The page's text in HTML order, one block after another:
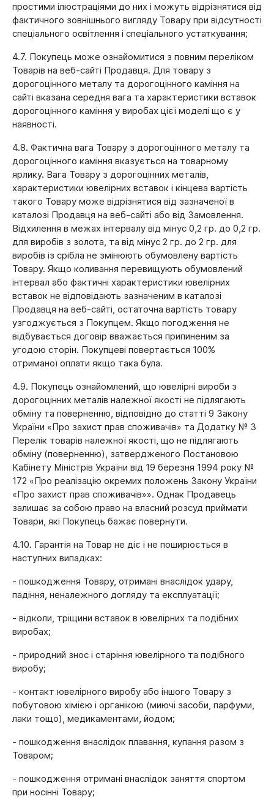
простими ілюстраціями до них і можуть відрізнятися від
фактичного зовнішнього вигляду Товару при відсутності
спеціального освітлення і спеціального устаткування;
4.7. Покупець може ознайомитися з повним переліком
Товарів на веб-сайті Продавця. Для товару з
дорогоцінного металу та дорогоцінного каміння на
сайті вказана середня вага та характеристики вставок
дорогоцінного каміння у виробах цієї моделі що є у
наявності.
4.8. Фактична вага Товару з дорогоцінного металу та
дорогоцінного каміння вказується на товарному
ярлику. Вага Товару з дорогоцінних металів,
характеристики ювелірних вставок і кінцева вартість
такого Товару може відрізнятися від зазначеної в
каталозі Продавця на веб-сайті або від Замовлення.
Відхилення в межах інтервалу від мінус 0,2 гр. до 0,2 гр.
для виробів з золота, та від мінус 2 гр. до 2 гр. для
виробів із срібла не змінюють обумовлену вартість
Товару. Якщо коливання перевищують обумовлений
інтервал або фактичні характеристики ювелірних
вставок не відповідають зазначеним в каталозі
Продавця на веб-сайті, остаточна вартість товару
узгоджується з Покупцем. Якщо погодження не
відбувається договір вважається припиненим за
угодою сторін. Покупцеві повертається 100%
отриманої оплати якщо така була.
4.9. Покупець ознайомлений, що ювелірні вироби з
дорогоцінних металів належної якості не підлягають
обміну та поверненню, відповідно до статті 9 Закону
України «Про захист прав споживачів» та Додатку № 3
Перелік товарів належної якості, що не підлягають
обміну (поверненню), затвердженого Постановою
Кабінету Міністрів України від 19 березня 1994 року №
172 «Про реалізацію окремих положень Закону України
«Про захист прав споживачів»». Однак Продавець
залишає за собою право на власний розсуд приймати
Товари, які Покупець бажає повернути.
4.10. Гарантія на Товар не діє і не поширюється в
наступних випадках:
- пошкодження Товару, отримані внаслідок удару,
падіння, неналежного догляду та експлуатації;
- відколи, тріщини вставок в ювелірних та подібних
виробах;
- природний знос і старіння ювелірного та подібного
виробу;
- контакт ювелірного виробу або іншого Товару з
побутовою хімією і органікою (миючі засоби, парфуми,
лаки тощо), медикаментами, йодом;
- пошкодження внаслідок плавання, купання разом з
Товаром;
- пошкодження отримані внаслідок заняття спортом
при носінні Товару;